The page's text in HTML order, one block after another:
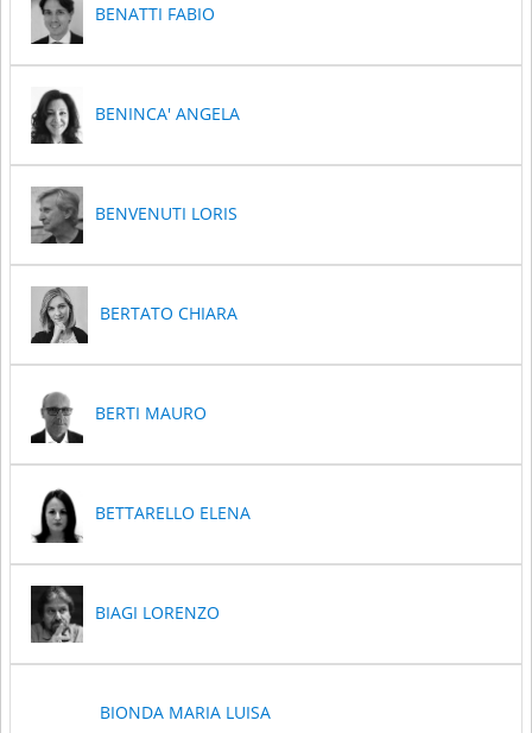
BENATTI FABIO
BENINCA' ANGELA
BENVENUTI LORIS
BERTATO CHIARA
BERTI MAURO
BETTARELLO ELENA
BIAGI LORENZO
BIONDA MARIA LUISA